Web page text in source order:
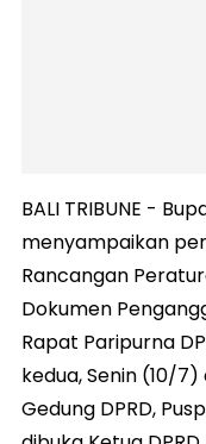
BALI TRIBUNE -
menyampaikan
Rancangan
Dokumen
Rapat Paripurna
kedua, Senin (10/
Gedung DPRD,